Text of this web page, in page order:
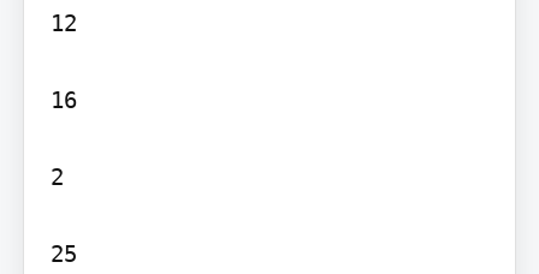
12
16
2
25